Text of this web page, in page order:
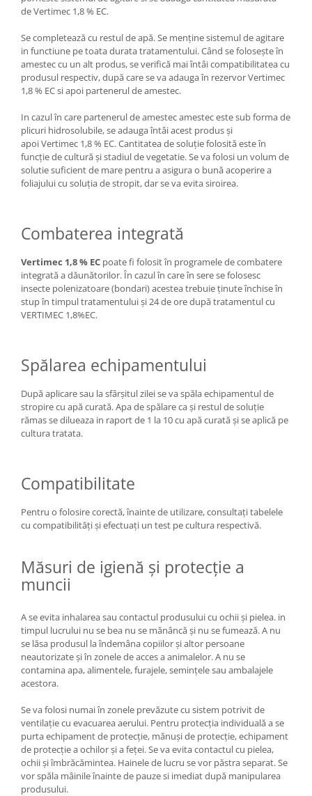
de Vertimec 1,8 % EC.
Se completează cu restul de apă. Se menține sistemul de agitare
in functiune pe toata durata tratamentului. Când se foloseşte în
amestec cu un alt produs, se verifică mai întâi compatibilitatea cu
produsul respectiv, după care se va adauga în rezervor Vertimec
1,8 % EC si apoi partenerul de amestec.
In cazul în care partenerul de amestec amestec este sub forma de
plicuri hidrosolubile, se adauga întâi acest produs şi
apoi Vertimec 1,8 % EC. Cantitatea de soluție folosită este în
funcţie de cultură și stadiul de vegetatie. Se va folosi un volum de
solutie suficient de mare pentru a asigura o bună acoperire a
foliajului cu soluția de stropit, dar se va evita siroirea.
Combaterea integrată
Vertimec 1,8 % EC poate fi folosit în programele de combatere
integrată a dăunătorilor. În cazul în care în sere se folosesc
insecte polenizatoare (bondari) acestea trebuie ţinute închise în
stup în timpul tratamentului și 24 de ore după tratamentul cu
VERTIMEC 1,8%EC.
Spălarea echipamentului
După aplicare sau la sfârşitul zilei se va spăla echipamentul de
stropire cu apă curată. Apa de spălare ca şi restul de soluţie
rămas se dilueaza in raport de 1 la 10 cu apă curată şi se aplică pe
cultura tratata.
Compatibilitate
Pentru o folosire corectă, înainte de utilizare, consultați tabelele
cu compatibilități și efectuați un test pe cultura respectivă.
Măsuri de igienă şi protecţie a
muncii
A se evita inhalarea sau contactul produsului cu ochii şi pielea. in
timpul lucrului nu se bea nu se mănâncă şi nu se fumează. A nu
se lăsa produsul la îndemâna copiilor şi altor persoane
neautorizate şi în zonele de acces a animalelor. A nu se
contamina apa, alimentele, furajele, seminţele sau ambalajele
acestora.
Se va folosi numai în zonele prevăzute cu sistem potrivit de
ventilaţie cu evacuarea aerului. Pentru protecţia individuală a se
purta echipament de protecţie, mănuşi de protecţie, echipament
de protecţie a ochilor şi a feţei. Se va evita contactul cu pielea,
ochii şi îmbrăcămintea. Hainele de lucru se vor păstra separat. Se
vor spăla mâinile înainte de pauze si imediat după manipularea
produsului.